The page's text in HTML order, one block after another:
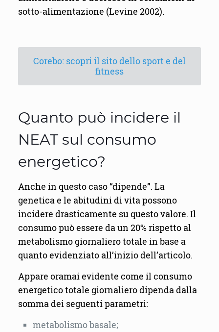
sotto-alimentazione (Levine 2002).
Corebo: scopri il sito dello sport e del
fitness
Quanto può incidere il
NEAT sul consumo
energetico?
Anche in questo caso “dipende”. La
genetica e le abitudini di vita possono
incidere drasticamente su questo valore. Il
consumo può essere da un 20% rispetto al
metabolismo giornaliero totale in base a
quanto evidenziato all’inizio dell’articolo.
Appare oramai evidente come il consumo
energetico totale giornaliero dipenda dalla
somma dei seguenti parametri:
metabolismo basale;